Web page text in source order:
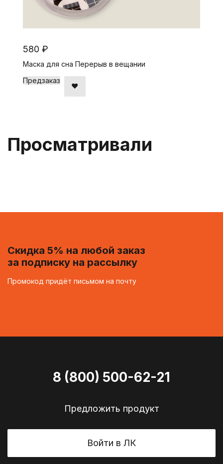
580 ₽
Маска для сна Перерыв в вещании
Предзаказ
Просматривали
Скидка 5% на любой заказ
за подписку на рассылку
Промокод придёт письмом на почту
8 (800) 500-62-21
Предложить продукт
Войти в ЛК